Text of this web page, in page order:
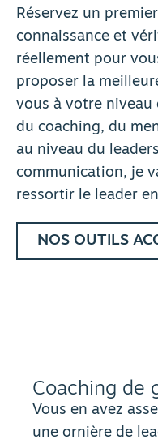
Réservez un
connaissance et
réellement pour
proposer la
vous à votre niveau
du coaching, du
au niveau du
communication, je
ressortir le leader
NOS OUTILS
Coaching de
Vous en avez
une ornière de